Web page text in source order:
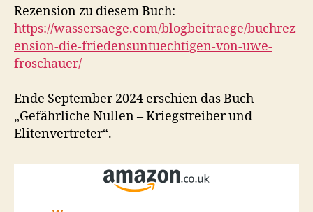
Rezension zu diesem Buch:
https://wassersaege.com/blogbeitraege/buchrez
ension-die-friedensuntuechtigen-von-uwe-
froschauer/
Ende September 2024 erschien das Buch
„Gefährliche Nullen – Kriegstreiber und
Elitenvertreter“.